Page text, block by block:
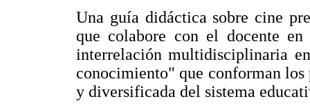
Una guía didáctica sobre cine
que colabore con el docente
interrelación multidisciplinaria
conocimiento" que conforman los
y diversificada del sistema